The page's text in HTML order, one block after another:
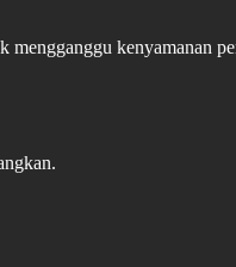
mengganggu kenyamanan